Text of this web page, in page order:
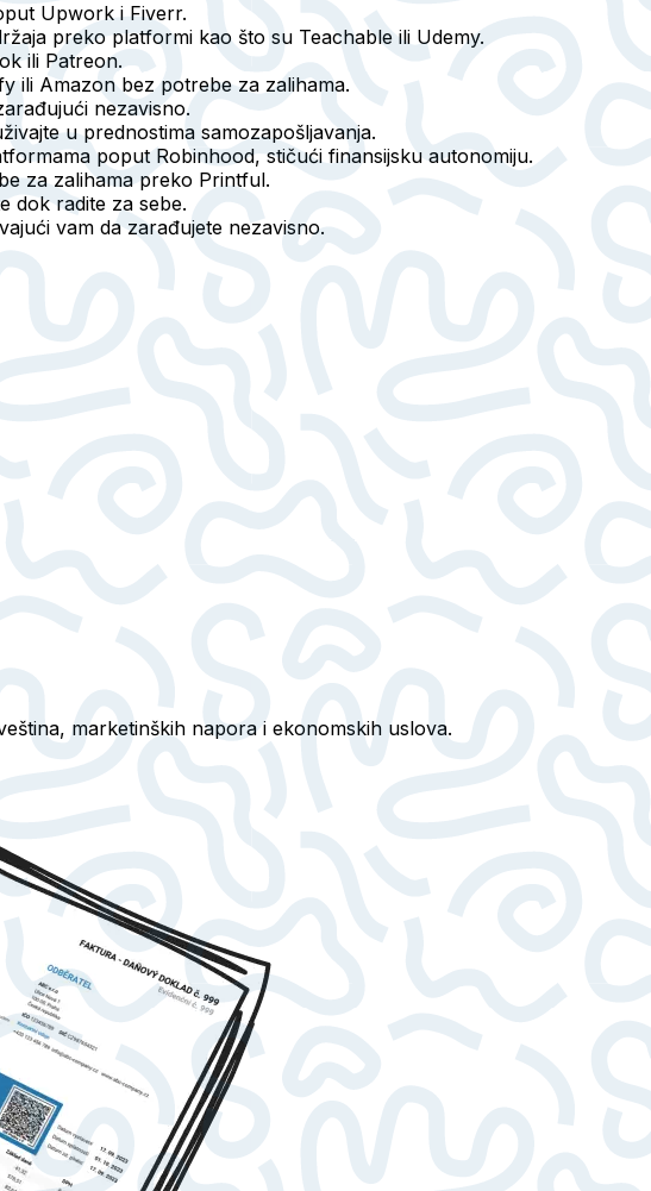
Upwork i Fiverr.
preko platformi kao što su Teachable ili Udemy.
ili Patreon.
ili Amazon bez potrebe za zalihama.
nezavisno.
u prednostima samozapošljavanja.
poput Robinhood, stičući finansijsku autonomiju.
za zalihama preko Printful.
dok radite za sebe.
vam da zarađujete nezavisno.
marketinških napora i ekonomskih uslova.